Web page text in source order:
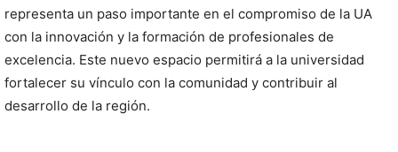
representa un paso importante en el compromiso de la UA
con la innovación y la formación de profesionales de
excelencia. Este nuevo espacio permitirá a la universidad
fortalecer su vínculo con la comunidad y contribuir al
desarrollo de la región.